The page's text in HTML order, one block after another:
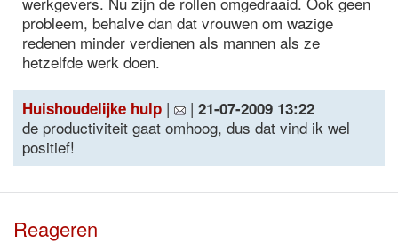
probleem, behalve dan dat vrouwen om wazige
redenen minder verdienen als mannen als ze
hetzelfde werk doen.
Huishoudelijke hulp | | 21-07-2009 13:22
de productiviteit gaat omhoog, dus dat vind ik wel
positief!
Reageren